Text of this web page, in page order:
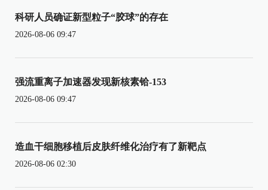
科研人员确证新型粒子“胶球”的存在
2026-08-06 09:47
强流重离子加速器发现新核素铪-153
2026-08-06 09:47
造血干细胞移植后皮肤纤维化治疗有了新靶点
2026-08-06 02:30